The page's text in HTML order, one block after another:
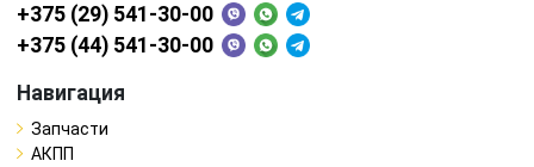
+375 (29) 541-30-00
+375 (44) 541-30-00
Навигация
Запчасти
АКПП